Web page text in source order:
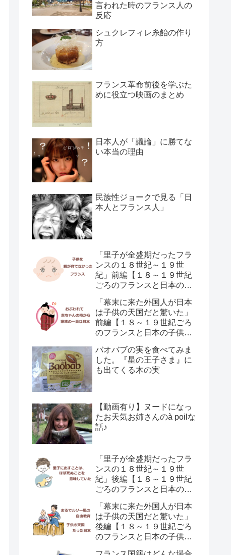
言われた時のフランス人の
反応
シュクレフィレ糸飴の作り
方
フランス革命前後を学ぶた
めに役立つ映画のまとめ
日本人が「議論」に勝てな
い本当の理由
民族性ジョークで見る「日
本人とフランス人」
「里子が全盛期だったフラ
ンスの１８世紀～１９世
紀」前編【１８～１９世紀
ごろのフランスと日本の子
「幕末に来た外国人が日本
は子供の天国だと驚いた」
前編【１８～１９世紀ごろ
のフランスと日本の子供の
バオバブの実を食べてみま
した。『星の王子さま』に
も出てくる木の実
【動画有り】ヌードになっ
たお天気お姉さんのà poilな
話♪
「里子が全盛期だったフラ
ンスの１８世紀～１９世
紀」後編【１８～１９世紀
ごろのフランスと日本の子
「幕末に来た外国人が日本
は子供の天国だと驚いた」
後編【１８～１９世紀ごろ
のフランスと日本の子供の